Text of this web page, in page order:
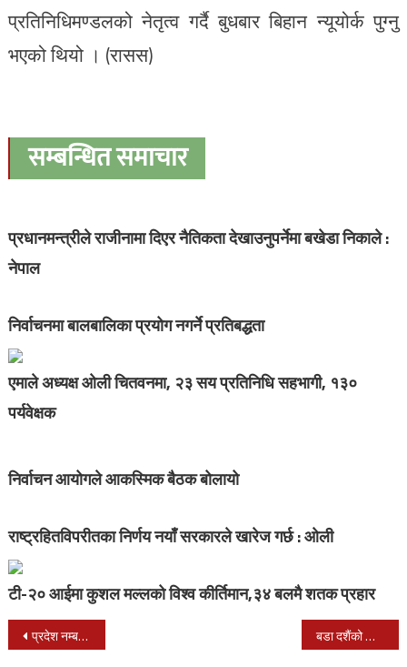
प्रतिनिधिमण्डलको नेतृत्व गर्दै बुधबार बिहान न्यूयोर्क पुग्नु
भएको थियो । (रासस)
सम्बन्धित समाचार
प्रधानमन्त्रीले राजीनामा दिएर नैतिकता देखाउनुपर्नेमा बखेडा निकाले :
नेपाल
निर्वाचनमा बालबालिका प्रयोग नगर्ने प्रतिबद्धता
एमाले अध्यक्ष ओली चितवनमा, २३ सय प्रतिनिधि सहभागी, १३०
पर्यवेक्षक
निर्वाचन आयोगले आकस्मिक बैठक बोलायो
राष्ट्रहितविपरीतका निर्णय नयाँ सरकारले खारेज गर्छ : ओली
टी-२० आईमा कुशल मल्लको विश्व कीर्तिमान,३४ बलमै शतक प्रहार
Post
प्रदेश नम्बर २ को मत परिणाम धमाधम आउँदै बडा दशैंको आज तेस्रो दिन, चन्द्रघण्टा देवीको पूजा गरिदैं